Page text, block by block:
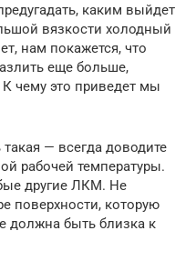
каким выйдет
вязкости холодный
нам покажется, что
еще больше,
чему это приведет мы
— всегда доводите
рабочей температуры.
другие ЛКМ. Не
поверхности, которую
должна быть близка к